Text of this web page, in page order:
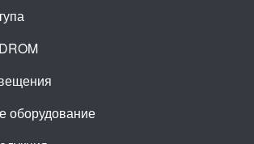
оборудование